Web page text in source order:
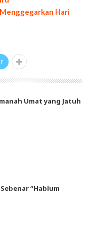
Hari
Umat yang Jatuh
“Hablum